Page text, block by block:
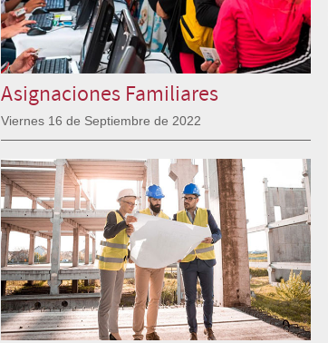
Asignaciones Familiares
Viernes 16 de Septiembre de 2022